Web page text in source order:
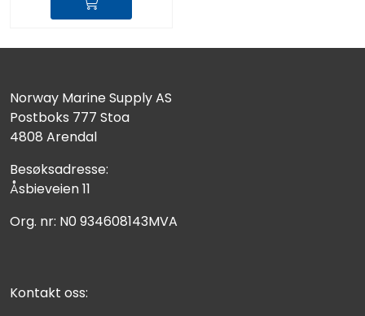
Norway Marine Supply AS
Postboks 777 Stoa
4808 Arendal
Besøksadresse:
Åsbieveien 11
Org. nr: N0 934608143MVA
Kontakt oss: